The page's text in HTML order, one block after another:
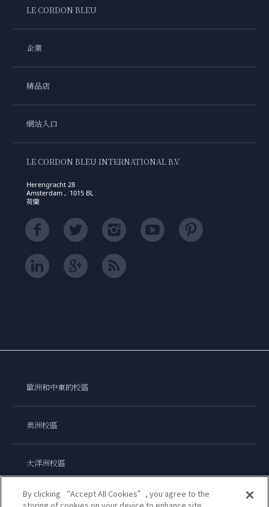
LE CORDON BLEU
企業
精品店
網站入口
LE CORDON BLEU INTERNATIONAL B.V.
Herengracht 28
Amsterdam , 1015 BL
荷蘭
歐洲和中東的校區
美洲校區
大洋洲校區
亞洲校區
By clicking “Accept All Cookies”, you agree to the